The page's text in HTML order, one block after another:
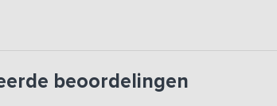
beoordelingen